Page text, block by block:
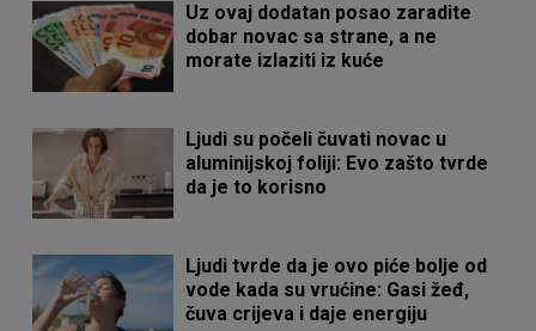
Uz ovaj dodatan posao zaradite
dobar novac sa strane, a ne
morate izlaziti iz kuće
Ljudi su počeli čuvati novac u
aluminijskoj foliji: Evo zašto tvrde
da je to korisno
Ljudi tvrde da je ovo piće bolje od
vode kada su vrućine: Gasi žeđ,
čuva crijeva i daje energiju